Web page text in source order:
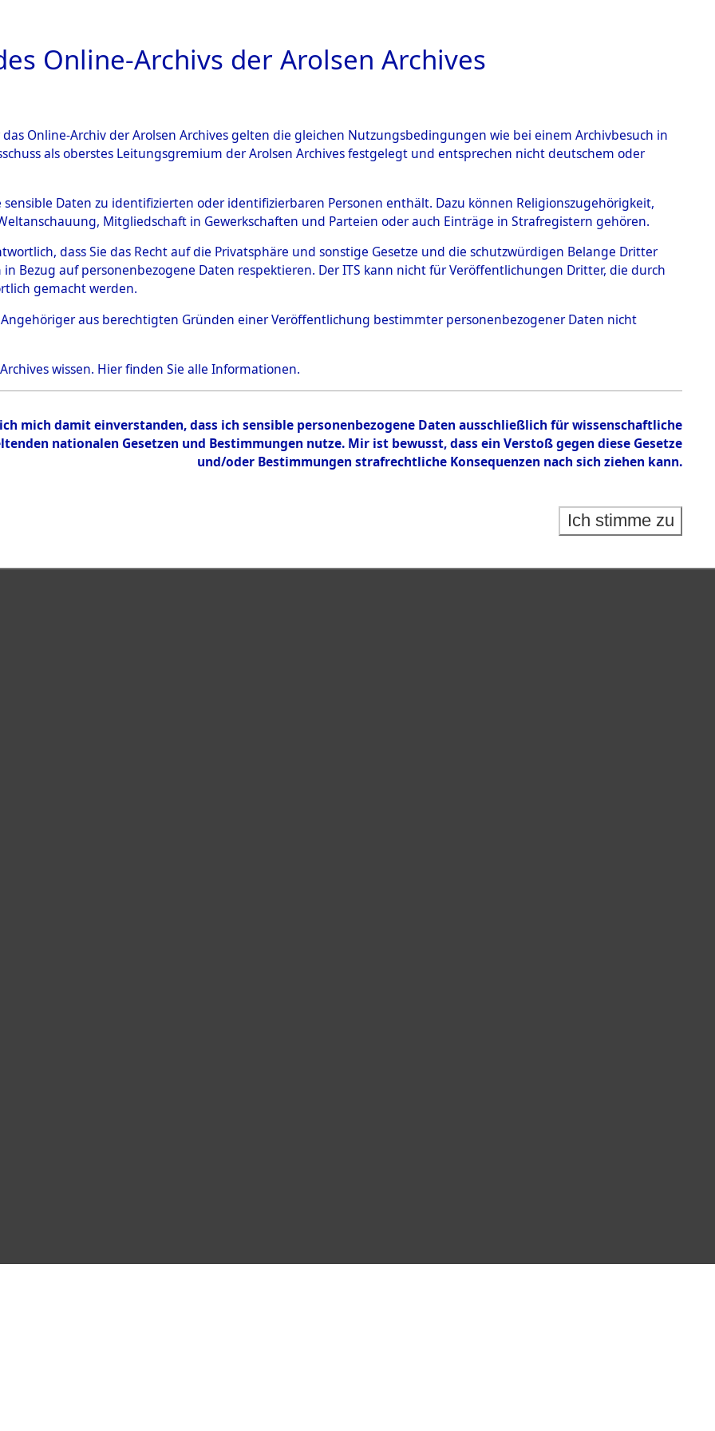
ARCHIVALE ÜBERSICHT BILD
→Landkreis Olpe→0082 (101104567)
0082 (101104567)
Übergeordnetes
Nordrhein-Westfalen
Inhalt
Zur Übersicht
Online-Archivs der Arolsen Archives
Online-Archiv der Arolsen Archives gelten die gleichen Nutzungsbedingungen wie bei einem Archivbesuch in
als oberstes Leitungsgremium der Arolsen Archives festgelegt und entsprechen nicht deutschem oder
sensible Daten zu identifizierten oder identifizierbaren Personen enthält. Dazu können Religionszugehörigkeit,
Mitgliedschaft in Gewerkschaften und Parteien oder auch Einträge in Strafregistern gehören.
dass Sie das Recht auf die Privatsphäre und sonstige Gesetze und die schutzwürdigen Belange Dritter
Bezug auf personenbezogene Daten respektieren. Der ITS kann nicht für Veröffentlichungen Dritter, die durch
gemacht werden.
Angehöriger aus berechtigten Gründen einer Veröffentlichung bestimmter personenbezogener Daten nicht
wissen. Hierfinden Sie alle Informationen.
mich damit einverstanden, dass ich sensible personenbezogene Daten ausschließlich für wissenschaftliche
nationalen Gesetzen und Bestimmungen nutze. Mir ist bewusst, dass ein Verstoß gegen diese Gesetze
und/oder Bestimmungen strafrechtliche Konsequenzen nach sich ziehen kann.
Ich stimme zu